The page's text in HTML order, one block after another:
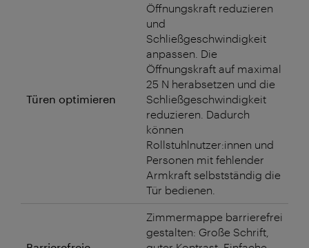
Türen optimieren
Öffnungskraft reduzieren
und
Schließgeschwindigkeit
anpassen. Die
Öffnungskraft auf maximal
25 N herabsetzen und die
Schließgeschwindigkeit
reduzieren. Dadurch
können
Rollstuhlnutzer:innen und
Personen mit fehlender
Armkraft selbstständig die
Tür bedienen.
Zimmermappe barrierefrei
gestalten: Große Schrift,